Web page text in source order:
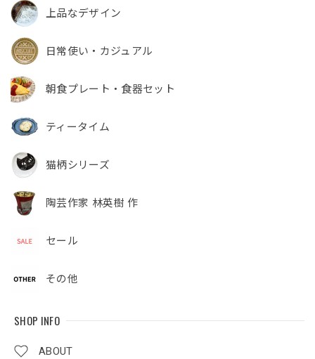
上品なデザイン
日常使い・カジュアル
朝食プレート・食器セット
ティータイム
猫柄シリーズ
陶芸作家 林英樹 作
セール
その他
SHOP INFO
ABOUT